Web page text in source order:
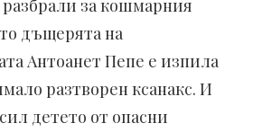
за кошмарния
дъщерята на
Антоанет Пепе е изпила
разтворен ксанакс. И
детето от опасни